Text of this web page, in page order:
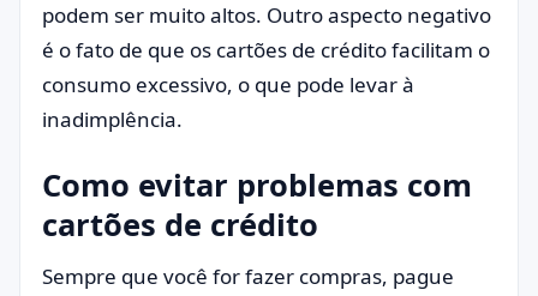
podem ser muito altos. Outro aspecto negativo
é o fato de que os cartões de crédito facilitam o
consumo excessivo, o que pode levar à
inadimplência.
Como evitar problemas com
cartões de crédito
Sempre que você for fazer compras, pague